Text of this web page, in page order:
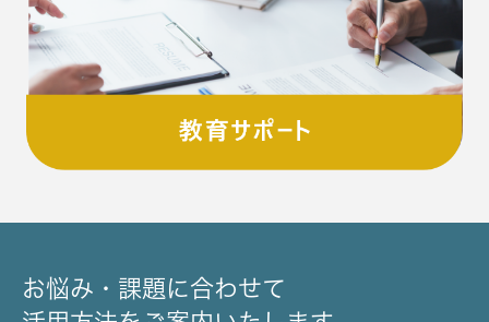
お悩み・課題に合わせて